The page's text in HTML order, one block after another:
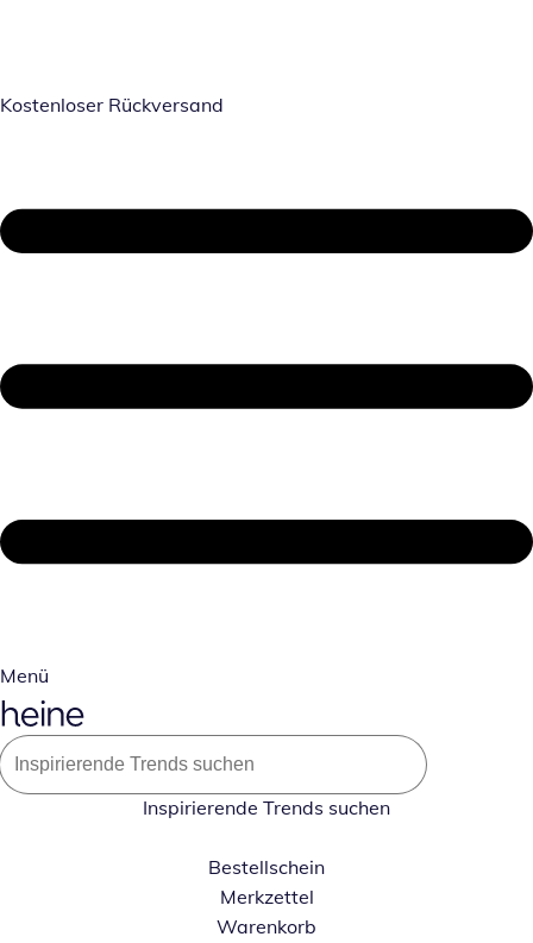
Kostenloser Rückversand
Menü
Inspirierende Trends suchen
Bestellschein
Merkzettel
Warenkorb